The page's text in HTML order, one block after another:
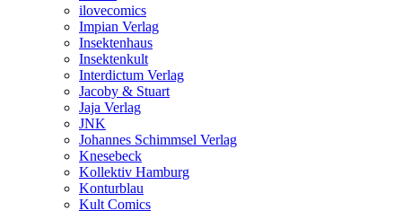
ilovecomics
Impian Verlag
Insektenhaus
Insektenkult
Interdictum Verlag
Jacoby & Stuart
Jaja Verlag
JNK
Johannes Schimmsel Verlag
Knesebeck
Kollektiv Hamburg
Konturblau
Kult Comics